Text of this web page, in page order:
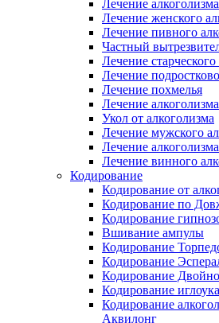
Лечение алкоголизма
Лечение женского
Лечение пивного
Частный
Лечение
Лечение
Лечение похмелья
Лечение
Укол от алкоголизма
Лечение мужского
Лечение
Лечение винного
Кодирование
Кодирование от
Кодирование по
Кодирование
Вшивание ампулы
Кодирование
Кодирование
Кодирование
Кодирование
Кодирование
Аквилонг